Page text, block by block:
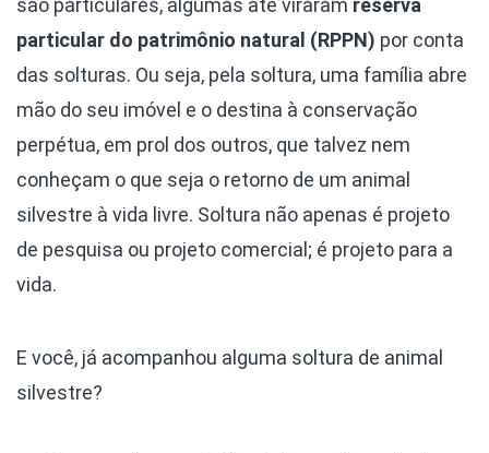
são particulares, algumas até viraram reserva
particular do patrimônio natural (RPPN) por conta
das solturas. Ou seja, pela soltura, uma família abre
mão do seu imóvel e o destina à conservação
perpétua, em prol dos outros, que talvez nem
conheçam o que seja o retorno de um animal
silvestre à vida livre. Soltura não apenas é projeto
de pesquisa ou projeto comercial; é projeto para a
vida.
E você, já acompanhou alguma soltura de animal
silvestre?